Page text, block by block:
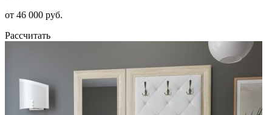
от 46 000 руб.
Рассчитать